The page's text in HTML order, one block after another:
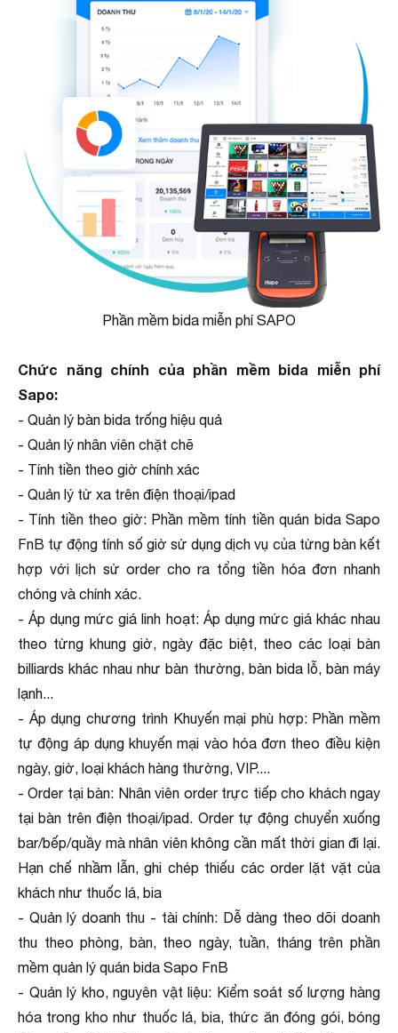
Phần mềm bida miễn phí SAPO
Chức năng chính của phần mềm bida miễn phí
Sapo:
- Quản lý bàn bida trống hiệu quả
- Quản lý nhân viên chặt chẽ
- Tính tiền theo giờ chính xác
- Quản lý từ xa trên điện thoại/ipad
- Tính tiền theo giờ: Phần mềm tính tiền quán bida Sapo
FnB tự động tính số giờ sử dụng dịch vụ của từng bàn kết
hợp với lịch sử order cho ra tổng tiền hóa đơn nhanh
chóng và chính xác.
- Áp dụng mức giá linh hoạt: Áp dụng mức giá khác nhau
theo từng khung giờ, ngày đặc biệt, theo các loại bàn
billiards khác nhau như bàn thường, bàn bida lỗ, bàn máy
lạnh...
- Áp dụng chương trình Khuyến mại phù hợp: Phần mềm
tự động áp dụng khuyến mại vào hóa đơn theo điều kiện
ngày, giờ, loại khách hàng thường, VIP....
- Order tại bàn: Nhân viên order trực tiếp cho khách ngay
tại bàn trên điện thoại/ipad. Order tự động chuyển xuống
bar/bếp/quầy mà nhân viên không cần mất thời gian đi lại.
Hạn chế nhầm lẫn, ghi chép thiếu các order lặt vặt của
khách như thuốc lá, bia
- Quản lý doanh thu - tài chính: Dễ dàng theo dõi doanh
thu theo phòng, bàn, theo ngày, tuần, tháng trên phần
mềm quản lý quán bida Sapo FnB
- Quản lý kho, nguyên vật liệu: Kiểm soát số lượng hàng
hóa trong kho như thuốc lá, bia, thức ăn đóng gói, bóng